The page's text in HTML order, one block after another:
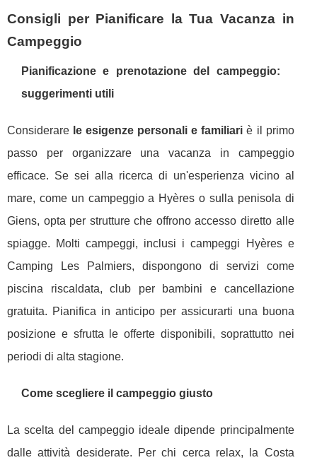
Consigli per Pianificare la Tua Vacanza in
Campeggio
Pianificazione e prenotazione del campeggio:
suggerimenti utili
Considerare le esigenze personali e familiari è il primo
passo per organizzare una vacanza in campeggio
efficace. Se sei alla ricerca di un'esperienza vicino al
mare, come un campeggio a Hyères o sulla penisola di
Giens, opta per strutture che offrono accesso diretto alle
spiagge. Molti campeggi, inclusi i campeggi Hyères e
Camping Les Palmiers, dispongono di servizi come
piscina riscaldata, club per bambini e cancellazione
gratuita. Pianifica in anticipo per assicurarti una buona
posizione e sfrutta le offerte disponibili, soprattutto nei
periodi di alta stagione.
Come scegliere il campeggio giusto
La scelta del campeggio ideale dipende principalmente
dalle attività desiderate. Per chi cerca relax, la Costa